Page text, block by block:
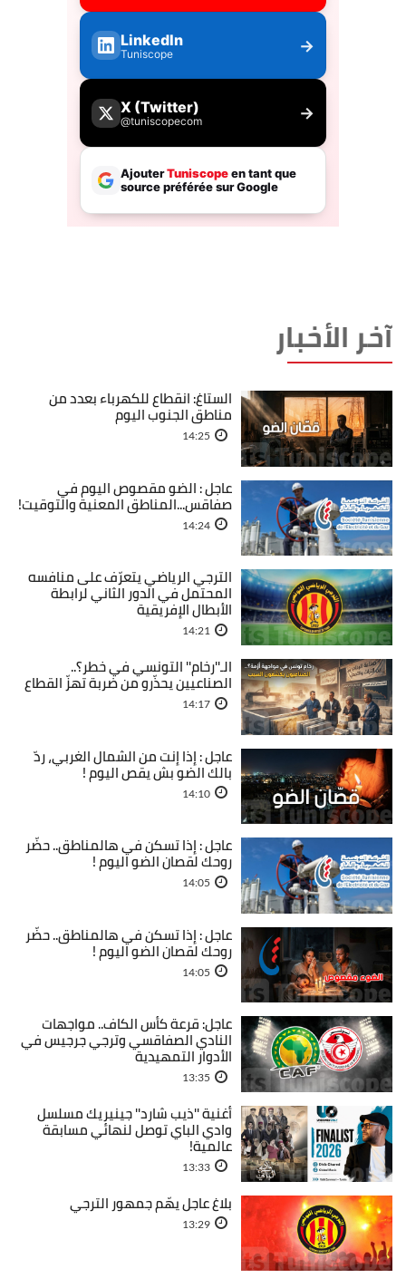
آخر الأخبار
الستاغ: انقطاع للكهرباء بعدد من
مناطق الجنوب اليوم
14:25
عاجل : الضو مقصوص اليوم في
صفاقس...المناطق المعنية والتوقيت!
14:24
الترجي الرياضي يتعرّف على منافسه
المحتمل في الدور الثاني لرابطة
الأبطال الإفريقية
14:21
الـ''رخام'' التونسي في خطر؟..
الصناعيين يحذّرو من ضربة تهزّ القطاع
14:17
عاجل : إذا إنت من الشمال الغربي، ردّ
بالك الضو بش يقص اليوم !
14:10
عاجل : إذا تسكن في هالمناطق.. حضّر
روحك لقصان الضو اليوم !
14:05
عاجل : إذا تسكن في هالمناطق.. حضّر
روحك لقصان الضو اليوم !
14:05
عاجل: قرعة كأس الكاف.. مواجهات
النادي الصفاقسي وترجي جرجيس في
الأدوار التمهيدية
13:35
أغنية ''ذيب شارد'' جينيريك مسلسل
وادي الباي توصل لنهائي مسابقة
عالمية!
13:33
بلاغ عاجل يهّم جمهور الترجي
13:29